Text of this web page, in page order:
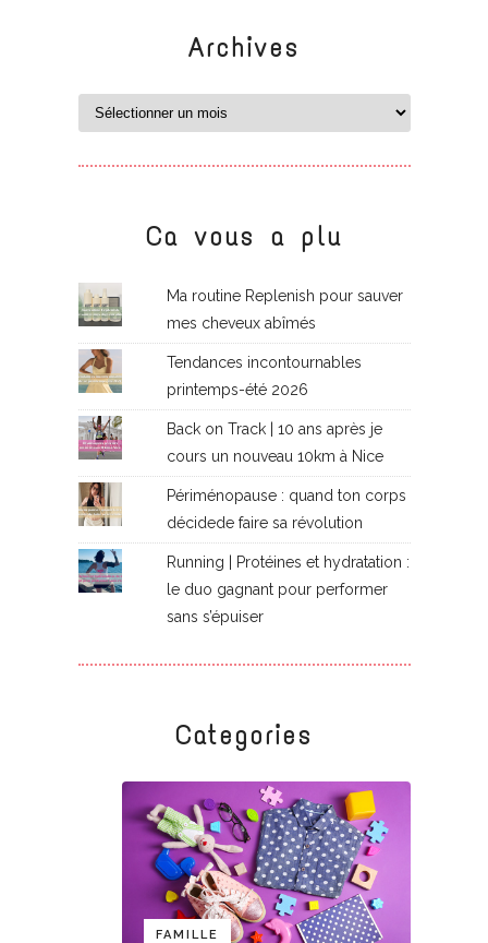
Archives
Ca vous a plu
Ma routine Replenish pour sauver
mes cheveux abîmés
Tendances incontournables
printemps-été 2026
Back on Track | 10 ans après je
cours un nouveau 10km à Nice
Périménopause : quand ton corps
décidede faire sa révolution
Running | Protéines et hydratation :
le duo gagnant pour performer
sans s’épuiser
Categories
FAMILLE